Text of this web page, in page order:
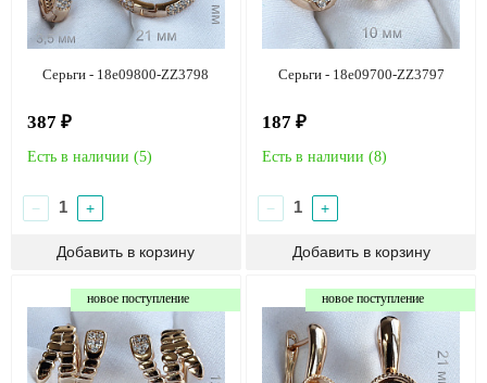
Серьги - 18e09800-ZZ3798
387 ₽
Есть в наличии (5)
− +
Серьги - 18e09700-ZZ3797
187 ₽
Есть в наличии (8)
− +
новое поступление новое поступление